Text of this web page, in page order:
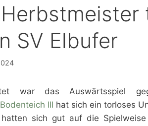
SV Elbufer
war das Auswärtsspiel
III hat sich ein torloses
hatten sich gut auf die